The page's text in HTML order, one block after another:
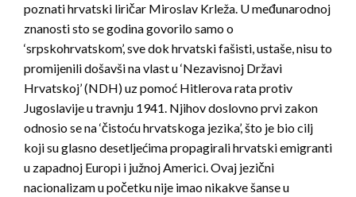
poznati hrvatski liričar Miroslav Krleža. U međunarodnoj
znanosti sto se godina govorilo samo o
‘srpskohrvatskom’, sve dok hrvatski fašisti, ustaše, nisu to
promijenili došavši na vlast u ‘Nezavisnoj Državi
Hrvatskoj’ (NDH) uz pomoć Hitlerova rata protiv
Jugoslavije u travnju 1941. Njihov doslovno prvi zakon
odnosio se na ‘čistoću hrvatskoga jezika’, što je bio cilj
koji su glasno desetljećima propagirali hrvatski emigranti
u zapadnoj Europi i južnoj Americi. Ovaj jezični
nacionalizam u početku nije imao nikakve šanse u